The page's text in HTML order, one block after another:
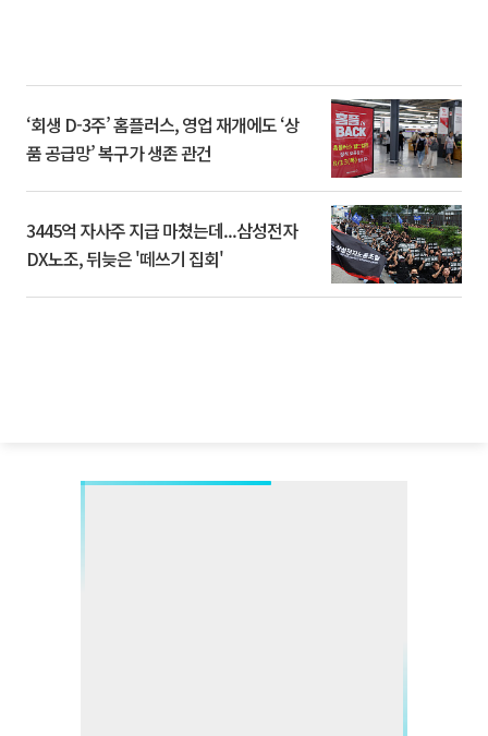
‘회생 D-3주’ 홈플러스, 영업 재개에도 ‘상
품 공급망’ 복구가 생존 관건
3445억 자사주 지급 마쳤는데...삼성전자
DX노조, 뒤늦은 '떼쓰기 집회'